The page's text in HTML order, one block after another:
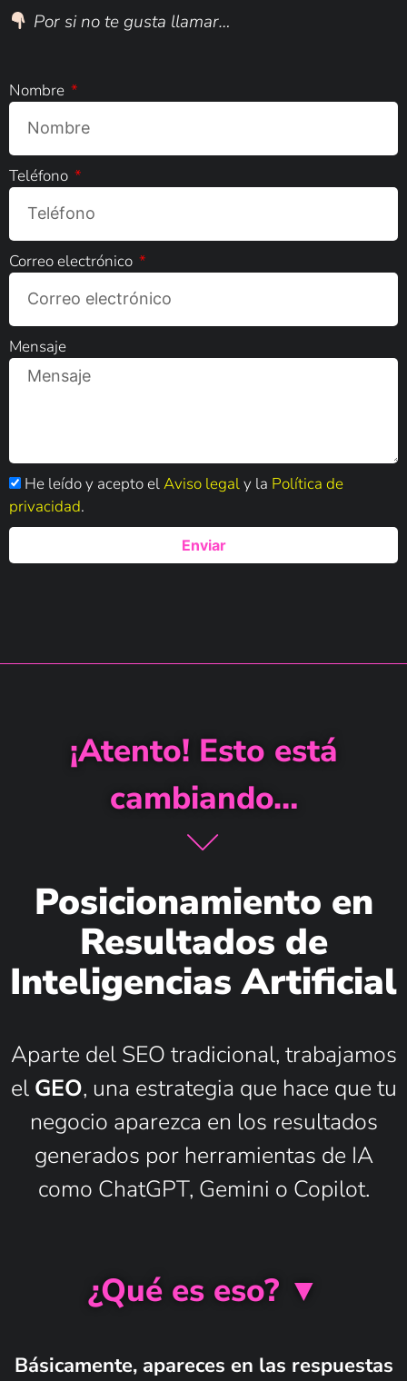
Por si no te gusta llamar…
Nombre
Teléfono
Correo electrónico
Mensaje
He leído y acepto elAviso legaly la Política de
privacidad.
Enviar
¡Atento! Esto está
cambiando…
Posicionamiento en
Resultados de
Inteligencias Artificial
Aparte del SEO tradicional, trabajamos
el GEO, una estrategia que hace que tu
negocio aparezca en los resultados
generados por herramientas de IA
como ChatGPT, Gemini o Copilot.
¿Qué es eso? ▼
Básicamente, apareces en las respuestas